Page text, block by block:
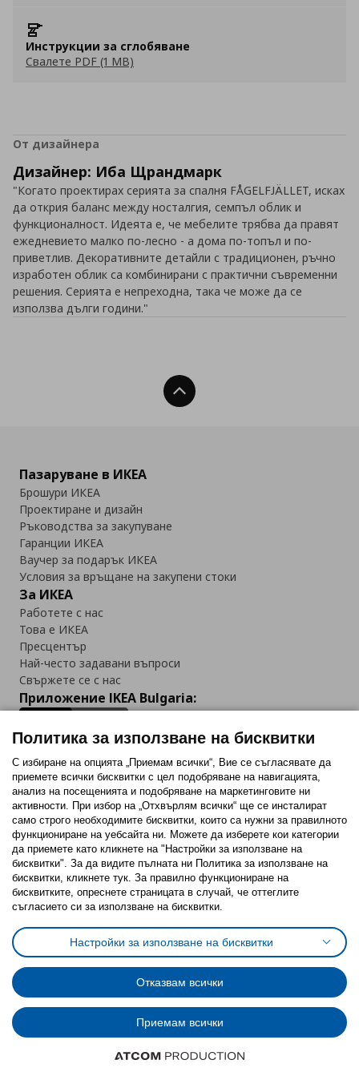
Инструкции за сглобяване
Свалете PDF (1 MB)
От дизайнера
Дизайнер: Иба Щрандмарк
"Когато проектирах серията за спалня FÅGELFJÄLLET, исках
да открия баланс между носталгия, семпъл облик и
функционалност. Идеята е, че мебелите трябва да правят
ежедневието малко по-лесно - а дома по-топъл и по-
приветлив. Декоративните детайли с традиционен, ръчно
изработен облик са комбинирани с практични съвременни
решения. Серията е непреходна, така че може да се
използва дълги години."
Нагоре
Пазаруване в ИКЕА
Брошури ИКЕА
Проектиране и дизайн
Ръководства за закупуване
Гаранции ИКЕА
Ваучер за подарък ИКЕА
Условия за връщане на закупени стоки
За ИКЕА
Работете с нас
Това е ИКЕА
Пресцентър
Най-често задавани въпроси
Свържете се с нас
Приложение IKEA Bulgaria:
Последвайте ни:
FacebookTwitterYoutubePinterestInstagram
Политика за използване на бисквитки (Cookies)
Избор на настройки за използване на бисквитки
Условия за ползване на ikea.bgОбща политика за личните данни
Политика за защита на личните данни на ikea.bg
Общи условия на програма IKEA Family
Политика за защита на лични данни на програма IKEA Family
© Inter-IKEA Systems B.V. 1999 - 2025
Политика за използване на бисквитки
С избиране на опцията „Приемам всички“, Вие се съгласявате да
приемете всички бисквитки с цел подобряване на навигацията,
анализ на посещенията и подобряване на маркетинговите ни
активности. При избор на „Отхвърлям всички“ ще се инсталират
само строго необходимитe бисквитки, които са нужни за правилното
функциониране на уебсайта ни. Можете да изберете кои категории
да приемете като кликнете на "Настройки за използване на
бисквитки". За да видите пълната ни Политика за използване на
бисквитки, кликнете тук. За правилно функциониране на
бисквитките, опреснете страницата в случай, че оттеглите
съгласието си за използване на бисквитки.
Настройки за използване на бисквитки
Отказвам всички
Приемам всички